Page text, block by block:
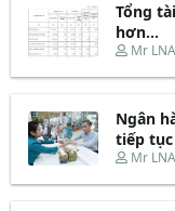
Tổng
hơn...
T
r
a
d
s
a
Mr LNA
Ngân
tiếp
T
r
Mr LNA